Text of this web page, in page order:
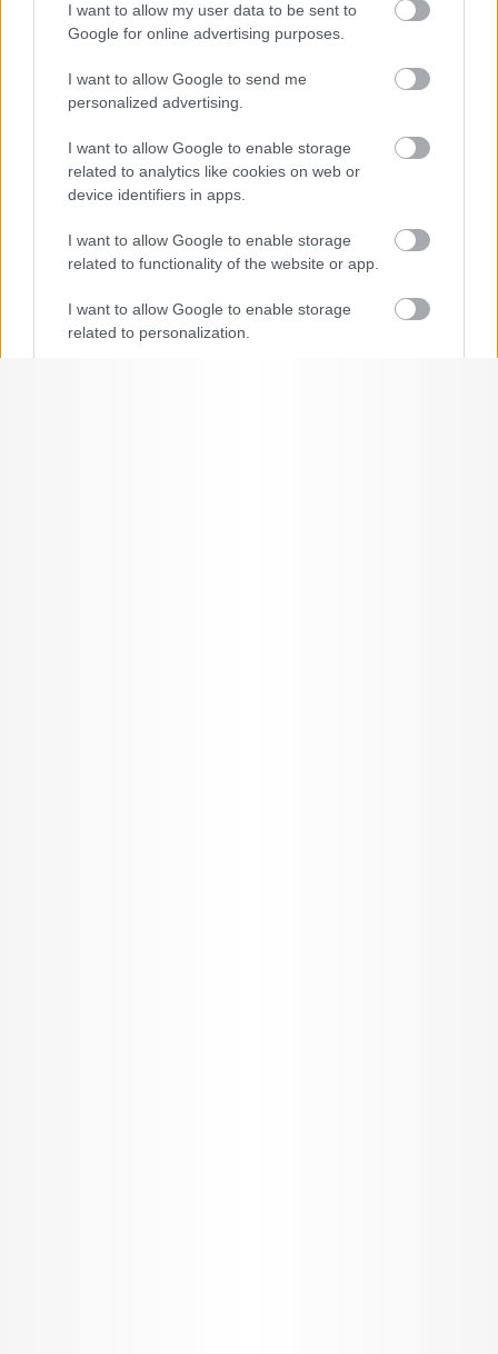
I want to allow my user data to be sent to
Google for online advertising purposes.
I want to allow Google to send me
personalized advertising.
I want to allow Google to enable storage
related to analytics like cookies on web or
device identifiers in apps.
I want to allow Google to enable storage
related to functionality of the website or app.
I want to allow Google to enable storage
related to personalization.